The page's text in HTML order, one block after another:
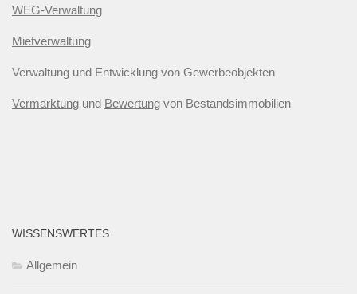
WEG-Verwaltung
Mietverwaltung
Verwaltung und Entwicklung von Gewerbeobjekten
Vermarktung und Bewertung von Bestandsimmobilien
WISSENSWERTES
Allgemein